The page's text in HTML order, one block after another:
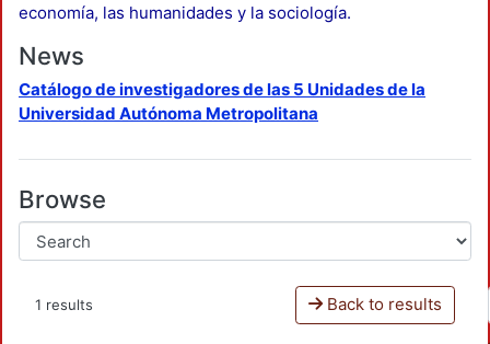
economía, las humanidades y la sociología.
News
Catálogo de investigadores de las 5 Unidades de la
Universidad Autónoma Metropolitana
Browse
1 results Back to results